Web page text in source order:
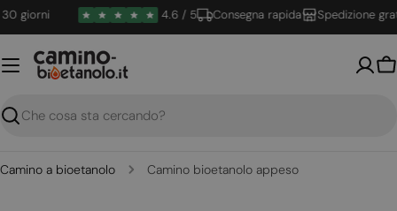
Vai
al
contenuto
4.6 / 5 Consegna rapida Spedizione
Ricerca
Camino a bioetanolo Camino bioetanolo appeso